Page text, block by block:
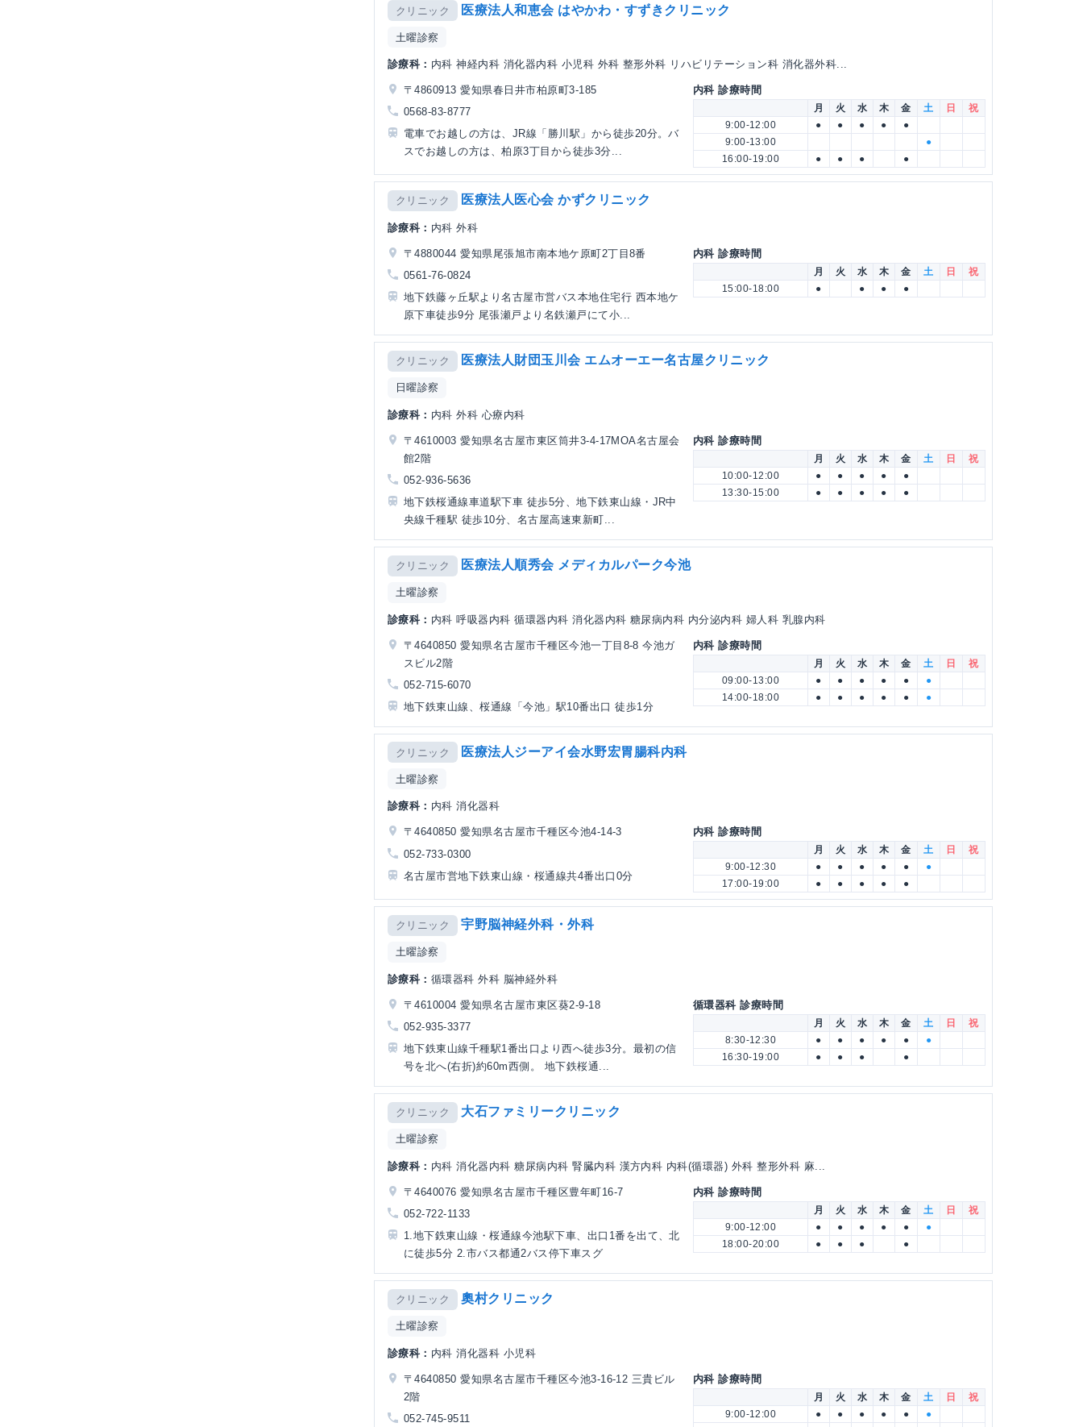
クリニック 医療法人和恵会 はやかわ・すずきクリニック
土曜診察
診療科： 内科 神経内科 消化器内科 小児科 外科 整形外科 リハビリテーション科 消化器外科...
〒4860913 愛知県春日井市柏原町3-185
0568-83-8777
電車でお越しの方は、JR線「勝川駅」から徒歩20分。バ
スでお越しの方は、柏原3丁目から徒歩3分...
内科 診療時間
月 火 水 木 金 土 日
祝
9:00-12:00
● ● ● ●
●
9:00-13:00
●
16:00-19:00
● ● ● ●
クリニック 医療法人医心会 かずクリニック
診療科： 内科 外科
〒4880044 愛知県尾張旭市南本地ケ原町2丁目8番
0561-76-0824
地下鉄藤ヶ丘駅より名古屋市営バス本地住宅行 西本地ケ
原下車徒歩9分 尾張瀬戸より名鉄瀬戸にて小...
内科 診療時間
月 火 水 木 金 土 日
祝
15:00-18:00
● ● ● ●
クリニック 医療法人財団玉川会 エムオーエー名古屋クリニック
日曜診察
診療科： 内科 外科 心療内科
〒4610003 愛知県名古屋市東区筒井3-4-17MOA名古屋会
館2階
052-936-5636
地下鉄桜通線車道駅下車 徒歩5分、地下鉄東山線・JR中
央線千種駅 徒歩10分、名古屋高速東新町...
内科 診療時間
月 火 水 木 金 土 日
祝
10:00-12:00
● ● ● ●
●
13:30-15:00
● ● ● ● ●
クリニック 医療法人順秀会 メディカルパーク今池
土曜診察
診療科： 内科 呼吸器内科 循環器内科 消化器内科 糖尿病内科 内分泌内科 婦人科 乳腺内科
〒4640850 愛知県名古屋市千種区今池一丁目8-8 今池ガ
スビル2階
052-715-6070
地下鉄東山線、桜通線「今池」駅10番出口 徒歩1分
内科 診療時間
月 火 水 木 金 土 日
祝
09:00-13:00
● ● ● ● ●
●
14:00-18:00
● ● ● ● ● ●
クリニック 医療法人ジーアイ会水野宏胃腸科内科
土曜診察
診療科： 内科 消化器科
〒4640850 愛知県名古屋市千種区今池4-14-3
052-733-0300
名古屋市営地下鉄東山線・桜通線共4番出口0分
内科 診療時間
月 火 水 木 金 土 日
祝
9:00-12:30
● ● ● ● ●
●
17:00-19:00
● ● ● ● ●
クリニック 宇野脳神経外科・外科
土曜診察
診療科： 循環器科 外科 脳神経外科
〒4610004 愛知県名古屋市東区葵2-9-18
052-935-3377
地下鉄東山線千種駅1番出口より西へ徒歩3分。最初の信
号を北へ(右折)約60m西側。 地下鉄桜通...
循環器科 診療時間
月 火 水 木 金 土 日
祝
8:30-12:30
● ● ● ● ●
●
16:30-19:00
● ● ● ●
クリニック 大石ファミリークリニック
土曜診察
診療科： 内科 消化器内科 糖尿病内科 腎臓内科 漢方内科 内科(循環器) 外科 整形外科 麻...
〒4640076 愛知県名古屋市千種区豊年町16-7
052-722-1133
1.地下鉄東山線・桜通線今池駅下車、出口1番を出て、北
に徒歩5分 2.市バス都通2バス停下車スグ
内科 診療時間
月 火 水 木 金 土 日
祝
9:00-12:00
● ● ● ● ●
●
18:00-20:00
● ● ● ●
クリニック 奧村クリニック
土曜診察
診療科： 内科 消化器科 小児科
〒4640850 愛知県名古屋市千種区今池3-16-12 三貴ビル
2階
052-745-9511
内科 診療時間
月 火 水 木 金 土 日
祝
9:00-12:00
● ● ● ● ●
●